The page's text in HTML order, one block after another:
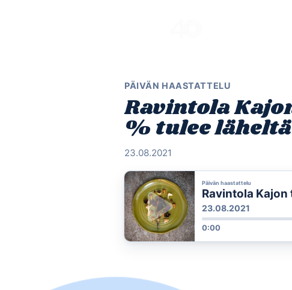
PÄIVÄN HAASTATTELU
Ravintola
% tulee läheltä
23.08.2021
Päivän haastattelu
Ravintola
23.08.2021
0:00